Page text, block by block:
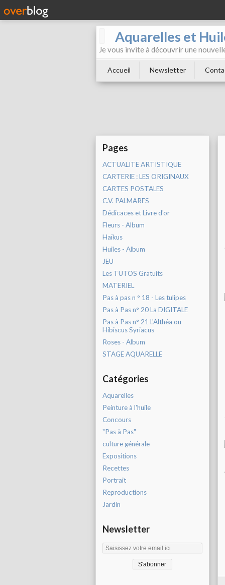
Aquarelles et
Je vous invite à découvrir une
Accueil Newsletter
Pages
ACTUALITE ARTISTIQUE
CARTERIE : LES ORIGINAUX
CARTES POSTALES
C.V. PALMARES
Dédicaces et Livre d'or
Fleurs - Album
Haïkus
Huiles - Album
JEU
Les TUTOS Gratuits
MATERIEL
Pas à pas n ° 18 - Les tulipes
Pas à Pas n° 20 La DIGITALE
Pas à Pas n° 21 L'Althéa ou
Hibiscus Syriacus
Roses - Album
STAGE AQUARELLE
Catégories
Aquarelles
Peinture à l'huile
Concours
"Pas à Pas"
culture générale
Expositions
Recettes
Portrait
Reproductions
Jardin
Newsletter